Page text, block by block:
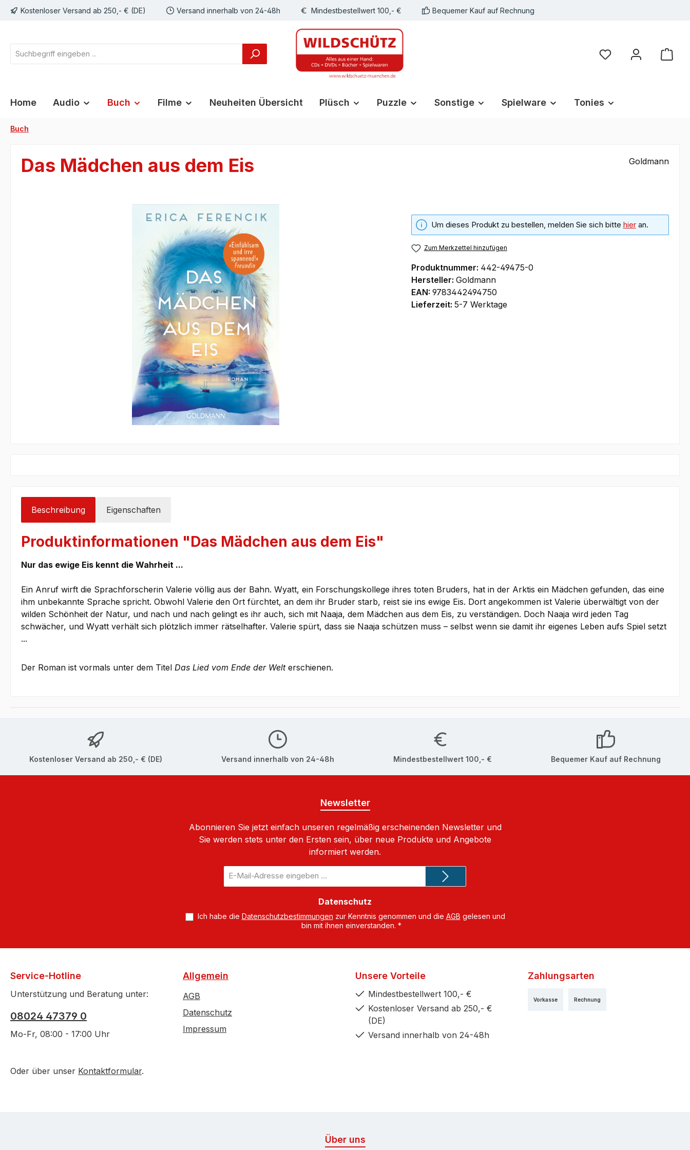
Zur Hauptnavigation springen
Kostenloser Versand ab 250,- € (DE) Versand innerhalb von 24-48h Mindestbestellwert 100,- € Bequemer Kauf auf Rechnung
Du hast 0 Produkte
Home Audio Buch Filme Neuheiten Übersicht Plüsch Puzzle Sonstige Spielware Tonies
Buch
Das Mädchen aus dem Eis Goldmann
Um dieses Produkt zu bestellen, melden Sie sich bitte hieran.
Zum Merkzettel hinzufügen
Produktnummer: 442-49475-0
Hersteller: Goldmann
EAN: 9783442494750
Lieferzeit: 5-7 Werktage
Beschreibung Eigenschaften
Produktinformationen "Das Mädchen aus dem Eis"
Nur das ewige Eis kennt die Wahrheit ...
Ein Anruf wirft die Sprachforscherin Valerie völlig aus der Bahn. Wyatt, ein Forschungskollege ihres toten Bruders, hat in der Arktis ein Mädchen gefunden, das eine
ihm unbekannte Sprache spricht. Obwohl Valerie den Ort fürchtet, an dem ihr Bruder starb, reist sie ins ewige Eis. Dort angekommen ist Valerie überwältigt von der
wilden Schönheit der Natur, und nach und nach gelingt es ihr auch, sich mit Naaja, dem Mädchen aus dem Eis, zu verständigen. Doch Naaja wird jeden Tag
schwächer, und Wyatt verhält sich plötzlich immer rätselhafter. Valerie spürt, dass sie Naaja schützen muss – selbst wenn sie damit ihr eigenes Leben aufs Spiel setzt
...
Der Roman ist vormals unter dem Titel Das Lied vom Ende der Welt erschienen.
Kostenloser Versand ab 250,- € (DE) Versand innerhalb von 24-48h Mindestbestellwert 100,- € Bequemer Kauf auf Rechnung
Newsletter
Abonnieren Sie jetzt einfach unseren regelmäßig erscheinenden Newsletter und
Sie werden stets unter den Ersten sein, über neue Produkte und Angebote
informiert werden.
Mail-
Adresse
Datenschutz
Ich habe die Datenschutzbestimmungen zur Kenntnis genommen und die AGB gelesen und
bin mit ihnen einverstanden. *
Service-Hotline
Unterstützung und Beratung unter:
08024 47379 0
Mo-Fr, 08:00 - 17:00 Uhr
Oder über unser Kontaktformular.
Allgemein
AGB
Datenschutz
Impressum
Unsere Vorteile
Mindestbestellwert 100,- €
Kostenloser Versand ab 250,- €
(DE)
Versand innerhalb von 24-48h
Zahlungsarten
Rechnung
Vorkasse
Über uns